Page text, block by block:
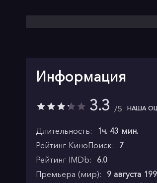
Информация
3.3 5 НАША
Длительность:
1ч. 43 мин.
Рейтинг КиноПоиск:
7
Рейтинг IMDb:
6.0
Премьера (мир):
9 августа